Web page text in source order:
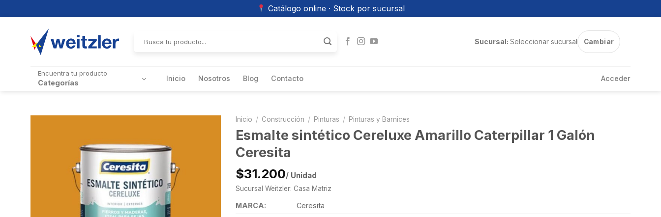
Catálogo online · Stock por sucursal
por:
Sucursal: Seleccionar sucursal Cambiar
Encuentra tu producto
Categorías Inicio Nosotros Blog Contacto Acceder
Inicio / Construcción / Pinturas / Pinturas y Barnices
Esmalte sintético Cereluxe Amarillo Caterpillar 1 Galón
Ceresita
$31.200/ Unidad
Sucursal Weitzler: Casa Matriz
MARCA:
Ceresita